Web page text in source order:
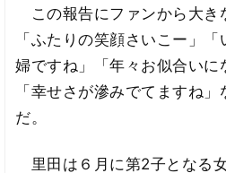
この報告にファンから大き
「ふたりの笑顔さいこー」
婦ですね」「年々お似合いに
「幸せさが滲みでてますね
だ。
里田は６月に第2子となる